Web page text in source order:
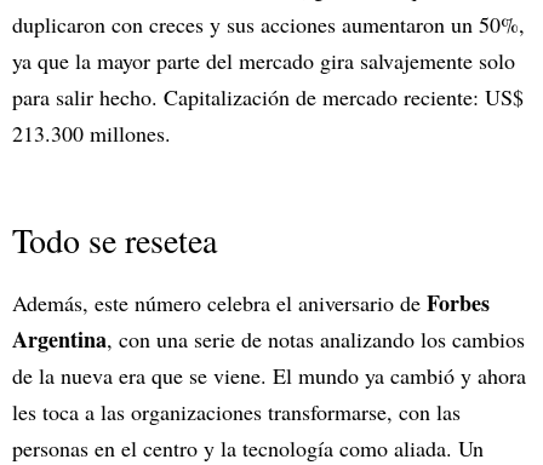
duplicaron con creces y sus acciones aumentaron un 50%,
ya que la mayor parte del mercado gira salvajemente solo
para salir hecho. Capitalización de mercado reciente: US$
213.300 millones.
Todo se resetea
Además, este número celebra el aniversario de Forbes
Argentina, con una serie de notas analizando los cambios
de la nueva era que se viene. El mundo ya cambió y ahora
les toca a las organizaciones transformarse, con las
personas en el centro y la tecnología como aliada. Un